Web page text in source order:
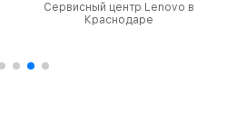
Сервисный центр Lenovo в
Краснодаре